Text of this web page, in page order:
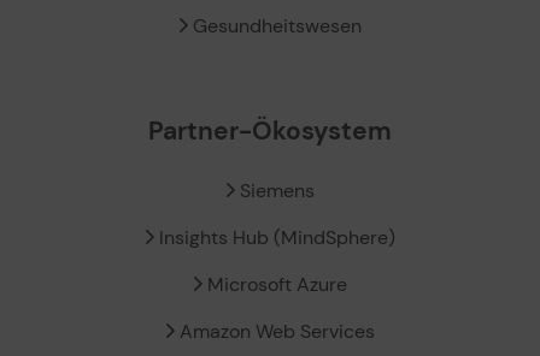
Gesundheitswesen
Partner-Ökosystem
Siemens
Insights Hub (MindSphere)
Microsoft Azure
Amazon Web Services